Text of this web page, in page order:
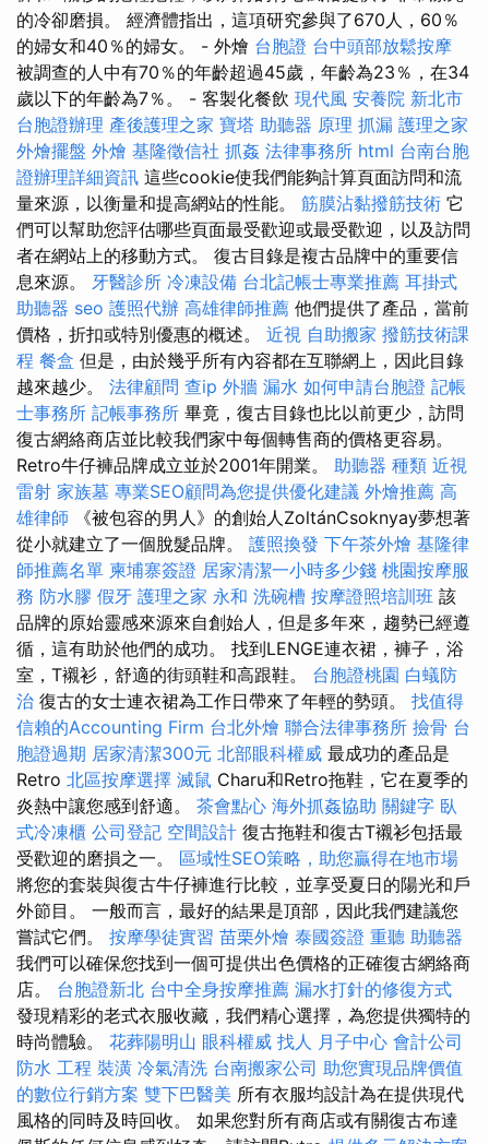
的冷卻磨損。 經濟體指出，這項研究參與了670人，60％
的婦女和40％的婦女。 - 外燴 台胞證 台中頭部放鬆按摩
被調查的人中有70％的年齡超過45歲，年齡為23％，在34
歲以下的年齡為7％。 - 客製化餐飲 現代風 安養院 新北市
台胞證辦理 產後護理之家 寶塔 助聽器 原理 抓漏 護理之家
外燴擺盤 外燴 基隆徵信社 抓姦 法律事務所 html 台南台胞
證辦理詳細資訊 這些cookie使我們能夠計算頁面訪問和流
量來源，以衡量和提高網站的性能。 筋膜沾黏撥筋技術 它
們可以幫助您評估哪些頁面最受歡迎或最受歡迎，以及訪問
者在網站上的移動方式。 復古目錄是複古品牌中的重要信
息來源。 牙醫診所 冷凍設備 台北記帳士專業推薦 耳掛式
助聽器 seo 護照代辦 高雄律師推薦 他們提供了產品，當前
價格，折扣或特別優惠的概述。 近視 自助搬家 撥筋技術課
程 餐盒 但是，由於幾乎所有內容都在互聯網上，因此目錄
越來越少。 法律顧問 查ip 外牆 漏水 如何申請台胞證 記帳
士事務所 記帳事務所 畢竟，復古目錄也比以前更少，訪問
復古網絡商店並比較我們家中每個轉售商的價格更容易。
Retro牛仔褲品牌成立並於2001年開業。 助聽器 種類 近視
雷射 家族墓 專業SEO顧問為您提供優化建議 外燴推薦 高
雄律師 《被包容的男人》的創始人ZoltánCsoknyay夢想著
從小就建立了一個脫髮品牌。 護照換發 下午茶外燴 基隆律
師推薦名單 柬埔寨簽證 居家清潔一小時多少錢 桃園按摩服
務 防水膠 假牙 護理之家 永和 洗碗槽 按摩證照培訓班 該
品牌的原始靈感來源來自創始人，但是多年來，趨勢已經遵
循，這有助於他們的成功。 找到LENGE連衣裙，褲子，浴
室，T襯衫，舒適的街頭鞋和高跟鞋。 台胞證桃園 白蟻防
治 復古的女士連衣裙為工作日帶來了年輕的勢頭。 找值得
信賴的Accounting Firm 台北外燴 聯合法律事務所 撿骨 台
胞證過期 居家清潔300元 北部眼科權威 最成功的產品是
Retro 北區按摩選擇 滅鼠 Charu和Retro拖鞋，它在夏季的
炎熱中讓您感到舒適。 茶會點心 海外抓姦協助 關鍵字 臥
式冷凍櫃 公司登記 空間設計 復古拖鞋和復古T襯衫包括最
受歡迎的磨損之一。 區域性SEO策略，助您贏得在地市場
將您的套裝與復古牛仔褲進行比較，並享受夏日的陽光和戶
外節目。 一般而言，最好的結果是頂部，因此我們建議您
嘗試它們。 按摩學徒實習 苗栗外燴 泰國簽證 重聽 助聽器
我們可以確保您找到一個可提供出色價格的正確復古網絡商
店。 台胞證新北 台中全身按摩推薦 漏水打針的修復方式
發現精彩的老式衣服收藏，我們精心選擇，為您提供獨特的
時尚體驗。 花葬陽明山 眼科權威 找人 月子中心 會計公司
防水 工程 裝潢 冷氣清洗 台南搬家公司 助您實現品牌價值
的數位行銷方案 雙下巴醫美 所有衣服均設計為在提供現代
風格的同時及時回收。 如果您對所有商店或有關復古布達